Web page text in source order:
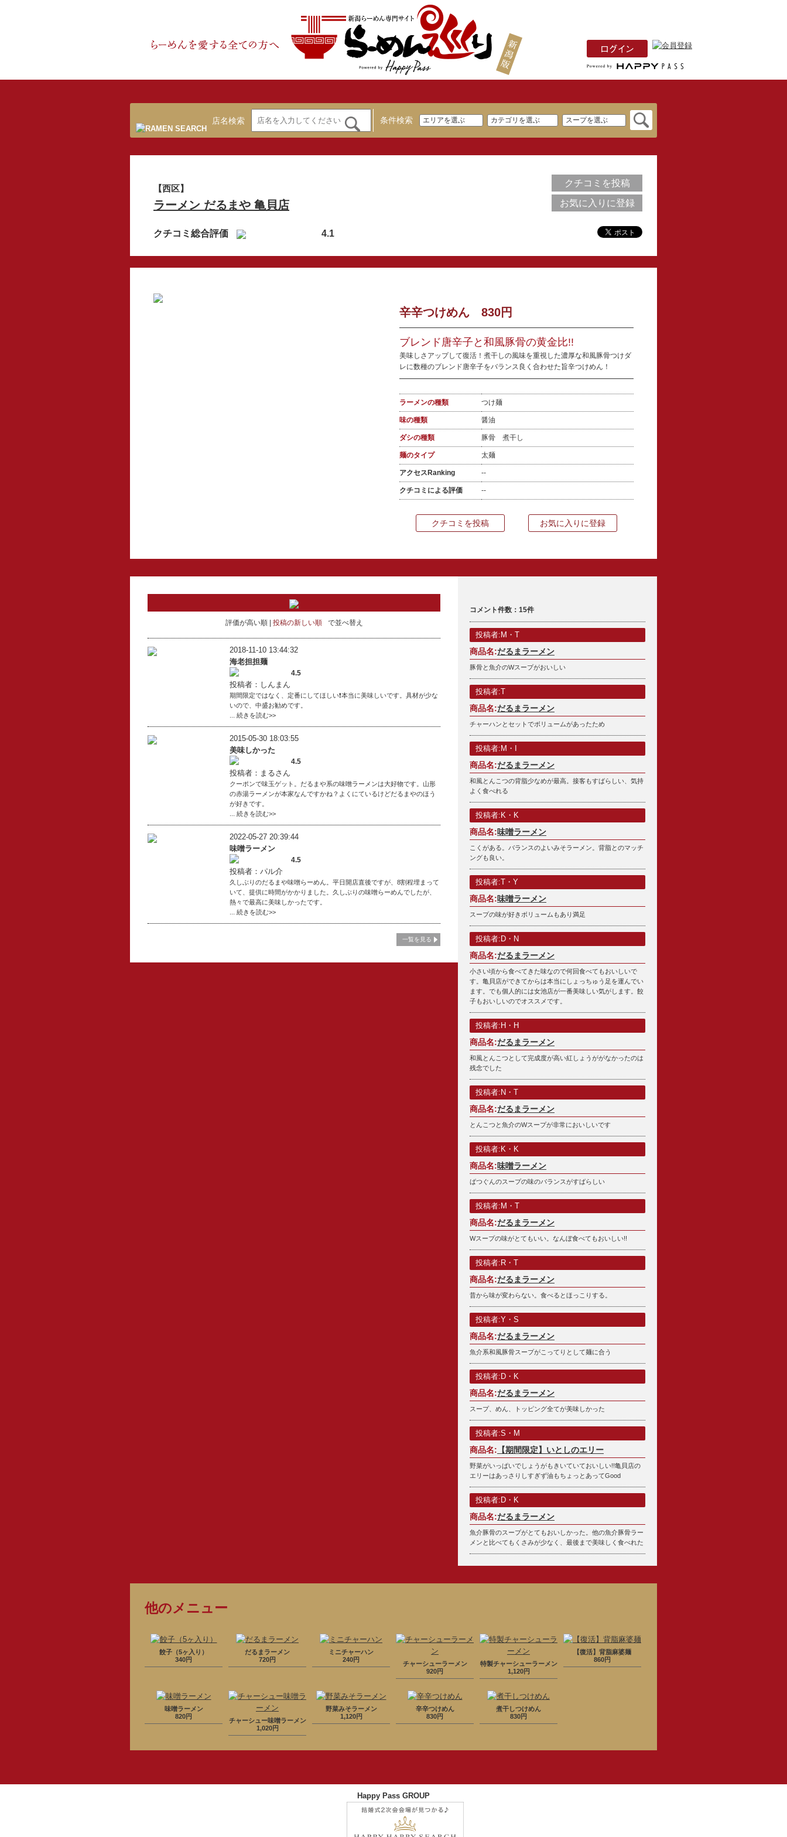
店名検索 条件検索
【西区】
ラーメン だるまや 亀貝店
クチコミ総合評価 4.1
クチコミを投稿
お気に入りに登録
辛辛つけめん 830円
ブレンド唐辛子と和風豚骨の黄金比!!
美味しさアップして復活！煮干しの風味を重視した濃厚な和風豚骨つけダ
レに数種のブレンド唐辛子をバランス良く合わせた旨辛つけめん！
ラーメンの種類 つけ麺
味の種類 醤油
ダシの種類 豚骨 煮干し
麺のタイプ 太麺
アクセスRanking --
クチコミによる評価 --
クチコミを投稿 お気に入りに登録
評価が高い順 投稿の新しい順 で並べ替え
2018-11-10 13:44:32
海老担担麺
4.5
投稿者：しんまん
期間限定ではなく、定番にしてほしい❗️本当に美味しいです。具材が少な
いので、中盛お勧めです。
... 続きを読む>>
2015-05-30 18:03:55
美味しかった
4.5
投稿者：まるさん
クーポンで味玉ゲット。だるまや系の味噌ラーメンは大好物です。山形
の赤湯ラーメンが本家なんですかね？よくにているけどだるまやのほう
が好きです。
... 続きを読む>>
2022-05-27 20:39:44
味噌ラーメン
4.5
投稿者：パル介
久しぶりのだるまや味噌らーめん。平日開店直後ですが、8割程埋まって
いて、提供に時間がかかりました。久しぶりの味噌らーめんでしたが、
熱々で最高に美味しかったです。
... 続きを読む>>
一覧を見る
コメント件数：15件
投稿者:M・T
商品名:だるまラーメン
豚骨と魚介のWスープがおいしい
投稿者:T
商品名:だるまラーメン
チャーハンとセットでボリュームがあったため
投稿者:M・I
商品名:だるまラーメン
和風とんこつの背脂少なめが最高。接客もすばらしい、気持
よく食べれる
投稿者:K・K
商品名:味噌ラーメン
こくがある。バランスのよいみそラーメン。背脂とのマッチ
ングも良い。
投稿者:T・Y
商品名:味噌ラーメン
スープの味が好きボリュームもあり満足
投稿者:D・N
商品名:だるまラーメン
小さい頃から食べてきた味なので何回食べてもおいしいで
す。亀貝店ができてからは本当にしょっちゅう足を運んでい
ます。でも個人的には女池店が一番美味しい気がします。餃
子もおいしいのでオススメです。
投稿者:H・H
商品名:だるまラーメン
和風とんこつとして完成度が高い紅しょうががなかったのは
残念でした
投稿者:N・T
商品名:だるまラーメン
とんこつと魚介のWスープが非常においしいです
投稿者:K・K
商品名:味噌ラーメン
ばつぐんのスープの味のバランスがすばらしい
投稿者:M・T
商品名:だるまラーメン
Wスープの味がとてもいい。なんぼ食べてもおいしい!!
投稿者:R・T
商品名:だるまラーメン
昔から味が変わらない。食べるとほっこりする。
投稿者:Y・S
商品名:だるまラーメン
魚介系和風豚骨スープがこってりとして麺に合う
投稿者:D・K
商品名:だるまラーメン
スープ、めん、トッピング全てが美味しかった
投稿者:S・M
商品名: 【期間限定】いとしのエリー
野菜がいっぱいでしょうがもきいていておいしい!!亀貝店の
エリーはあっさりしすぎず油もちょっとあってGood
投稿者:D・K
商品名:だるまラーメン
魚介豚骨のスープがとてもおいしかった。他の魚介豚骨ラー
メンと比べてもくさみが少なく、最後まで美味しく食べれた
他のメニュー
餃子（5ヶ入り）
340円
だるまラーメン
720円
ミニチャーハン
240円
チャーシューラーメン
920円
特製チャーシューラーメン
1,120円
【復活】背脂麻婆麺
860円
味噌ラーメン
820円
チャーシュー味噌ラーメン
1,020円
野菜みそラーメン
1,120円
辛辛つけめん
830円
煮干しつけめん
830円
Happy Pass GROUP